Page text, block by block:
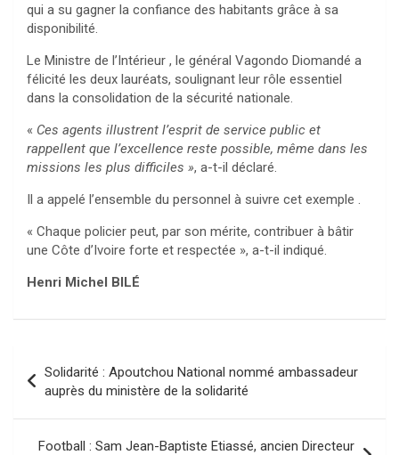
qui a su gagner la confiance des habitants grâce à sa
disponibilité.
Le Ministre de l’Intérieur , le général Vagondo Diomandé a
félicité les deux lauréats, soulignant leur rôle essentiel
dans la consolidation de la sécurité nationale.
« Ces agents illustrent l’esprit de service public et
rappellent que l’excellence reste possible, même dans les
missions les plus difficiles », a-t-il déclaré.
Il a appelé l’ensemble du personnel à suivre cet exemple .
« Chaque policier peut, par son mérite, contribuer à bâtir
une Côte d’Ivoire forte et respectée », a-t-il indiqué.
Henri Michel BILÉ
de
l’article
Solidarité : Apoutchou National nommé ambassadeur
auprès du ministère de la solidarité
Football : Sam Jean-Baptiste Etiassé, ancien Directeur